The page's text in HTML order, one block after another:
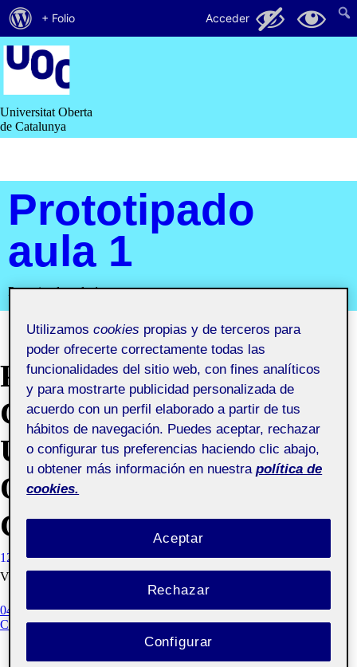
Saltar
contenido
Universitat Oberta
de Catalunya
Prototipado
aula 1
Prototipado aula 1
PEC 4 – DISEÑO
CENTRADO EN EL
USUARIO EN LOS
OBJETOS
COTIDIANOS
12 MAYO, 2021ALVARO SAMPEDRO ALVAREZ
VISIBILIDAD: PÚBLICA
04 DISEÑO CENTRADO EN EL USUARIO EN LOS OBJETOS
COTIDIANOS
Acerca
de
WordPress
+ Folio Acceder 24 6
Utilizamoscookies propias y de terceros para
poder ofrecerte correctamente todas las
funcionalidades del sitio web, con fines analíticos
y para mostrarte publicidad personalizada de
acuerdo con un perfil elaborado a partir de tus
hábitos de navegación. Puedes aceptar, rechazar
o configurar tus preferencias haciendo clic abajo,
u obtener más información en nuestra política de
cookies.
Rechazar
Aceptar
Configurar